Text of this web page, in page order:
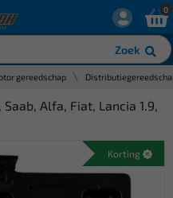
Zoek
0
gereedschap
Saab, Alfa, Fiat, Lancia 1.9,
Korting